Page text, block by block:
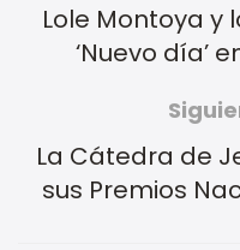
Lole Montoya y
‘Nuevo día’
La Cátedra de
sus Premios